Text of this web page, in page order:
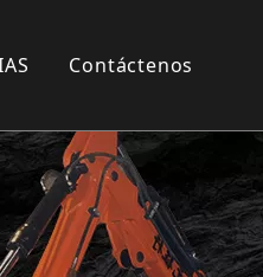
Contáctenos